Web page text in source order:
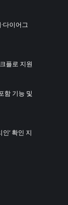
다이어그
플로 지원
함 기능 및
’ 확인 지